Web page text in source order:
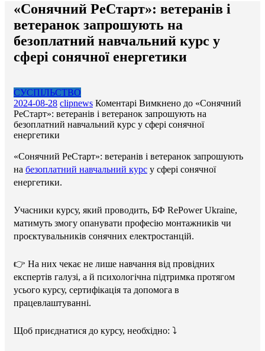
«Сонячний РеСтарт»: ветеранів і
ветеранок запрошують на
безоплатний навчальний курс у
сфері сонячної енергетики
СУСПІЛЬСТВО
2024-08-28 clipnews Коментарі Вимкнено до «Сонячний
РеСтарт»: ветеранів і ветеранок запрошують на
безоплатний навчальний курс у сфері сонячної
енергетики
«Сонячний РеСтарт»: ветеранів і ветеранок запрошують
на безоплатний навчальний курс у сфері сонячної
енергетики.
Учасники курсу, який проводить, БФ RePower Ukraine,
матимуть змогу опанувати професію монтажників чи
проєктувальників сонячних електростанцій.
👉 На них чекає не лише навчання від провідних
експертів галузі, а й психологічна підтримка протягом
усього курсу, сертифікація та допомога в
працевлаштуванні.
Щоб приєднатися до курсу, необхідно: ⤵️